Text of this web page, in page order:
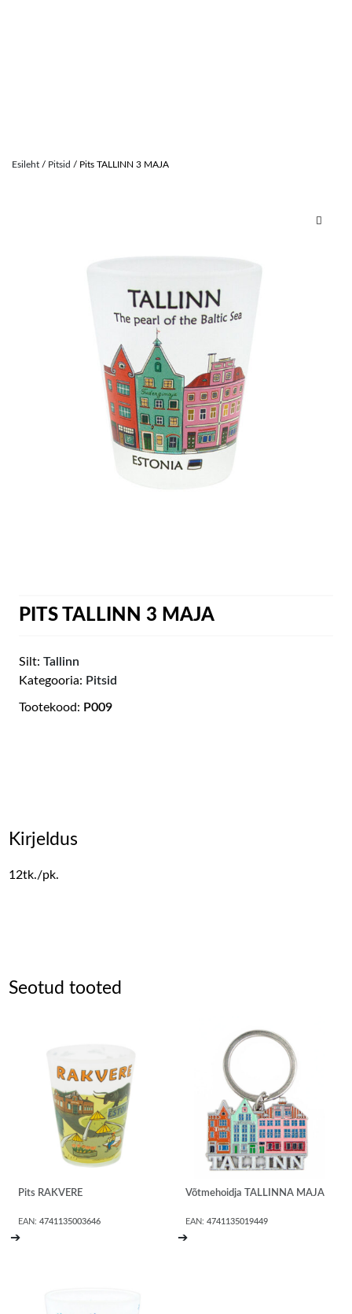
Esileht / Pitsid / Pits TALLINN 3 MAJA
PITS TALLINN 3 MAJA
Tootekood: P009
Kategooria: Pitsid
Silt: Tallinn
Kirjeldus
12tk./pk.
Seotud tooted
Pits RAKVERE
EAN:4741135003646
➔
Võtmehoidja TALLINNA MAJA
EAN:4741135019449
➔